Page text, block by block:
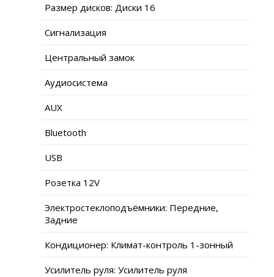
Размер дисков: Диски 16
Сигнализация
Центральный замок
Аудиосистема
AUX
Bluetooth
USB
Розетка 12V
Электростеклоподъёмники: Передние,
Задние
Кондиционер: Климат-контроль 1-зонный
Усилитель руля: Усилитель руля